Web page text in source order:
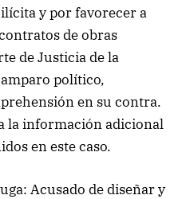
y por favorecer a
de obras
de Justicia de la
político,
en su contra.
la información adicional
en este caso.
Acusado de diseñar y